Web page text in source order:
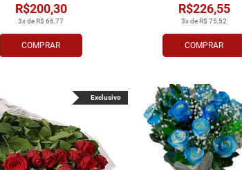
COMPRAR
3x de R$ 66,77
R$200,30
COMPRAR
3x de R$ 75,52
R$226,55
Exclusivo